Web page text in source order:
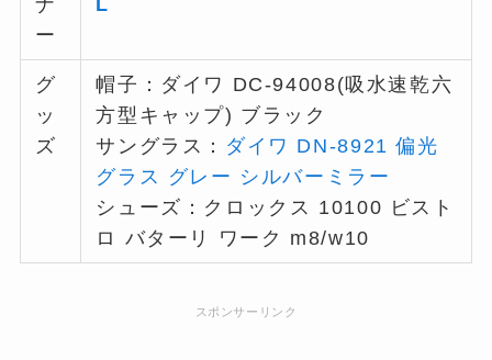
ー
グ
ッ
ズ
帽子：ダイワ DC-94008(吸水速乾六
方型キャップ) ブラック
サングラス： ダイワ DN-8921 偏光
グラス グレー シルバーミラー
シューズ：クロックス 10100 ビスト
ロ バターリ ワーク m8/w10
スポンサーリンク